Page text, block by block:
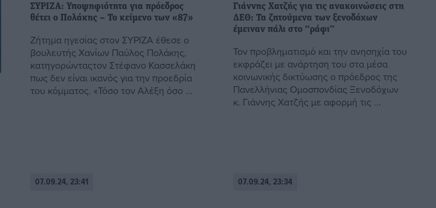
ΣΥΡΙΖΑ: Υποψηφιότητα για πρόεδρος
θέτει ο Πολάκης – Το κείμενο των «87»
Ζήτημα ηγεσίας στον ΣΥΡΙΖΑ έθεσε ο
βουλευτής Χανίων Παύλος Πολάκης,
κατηγορώνταςτον Στέφανο Κασσελάκη
πως δεν είναι ικανός για την προεδρία
του κόμματος. «Τόσο τον Αλέξη όσο ...
07.09.24, 23:41
Γιάννης Χατζής για τις ανακοινώσεις στη
ΔΕΘ: Τα ζητούμενα των ξενοδόχων
έμειναν πάλι στο “ράφι”
Τον προβληματισμό και την ανησηχία του
εκφράζει με ανάρτηση του στα μέσα
κοινωνικής δικτύωσης ο πρόεδρος της
Πανελλήνιας Ομοσπονδίας Ξενοδόχων
κ. Γιάννης Χατζής με αφορμή τις ...
07.09.24, 23:34